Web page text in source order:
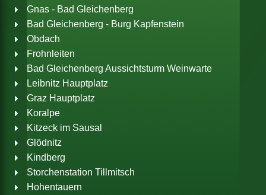
Gnas - Bad Gleichenberg
Bad Gleichenberg - Burg Kapfenstein
Obdach
Frohnleiten
Bad Gleichenberg Aussichtsturm Weinwarte
Leibnitz Hauptplatz
Graz Hauptplatz
Koralpe
Kitzeck im Sausal
Glödnitz
Kindberg
Storchenstation Tillmitsch
Hohentauern